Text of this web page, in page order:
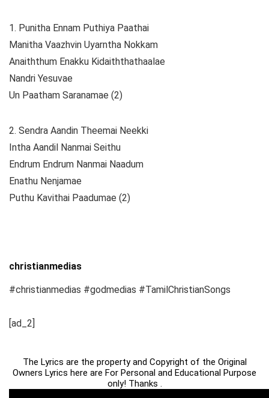
1. Punitha Ennam Puthiya Paathai
Manitha Vaazhvin Uyarntha Nokkam
Anaiththum Enakku Kidaiththathaalae
Nandri Yesuvae
Un Paatham Saranamae (2)
2. Sendra Aandin Theemai Neekki
Intha Aandil Nanmai Seithu
Endrum Endrum Nanmai Naadum
Enathu Nenjamae
Puthu Kavithai Paadumae (2)
christianmedias
#christianmedias #godmedias #TamilChristianSongs
[ad_2]
The Lyrics are the property and Copyright of the Original
Owners Lyrics here are For Personal and Educational Purpose
only! Thanks .